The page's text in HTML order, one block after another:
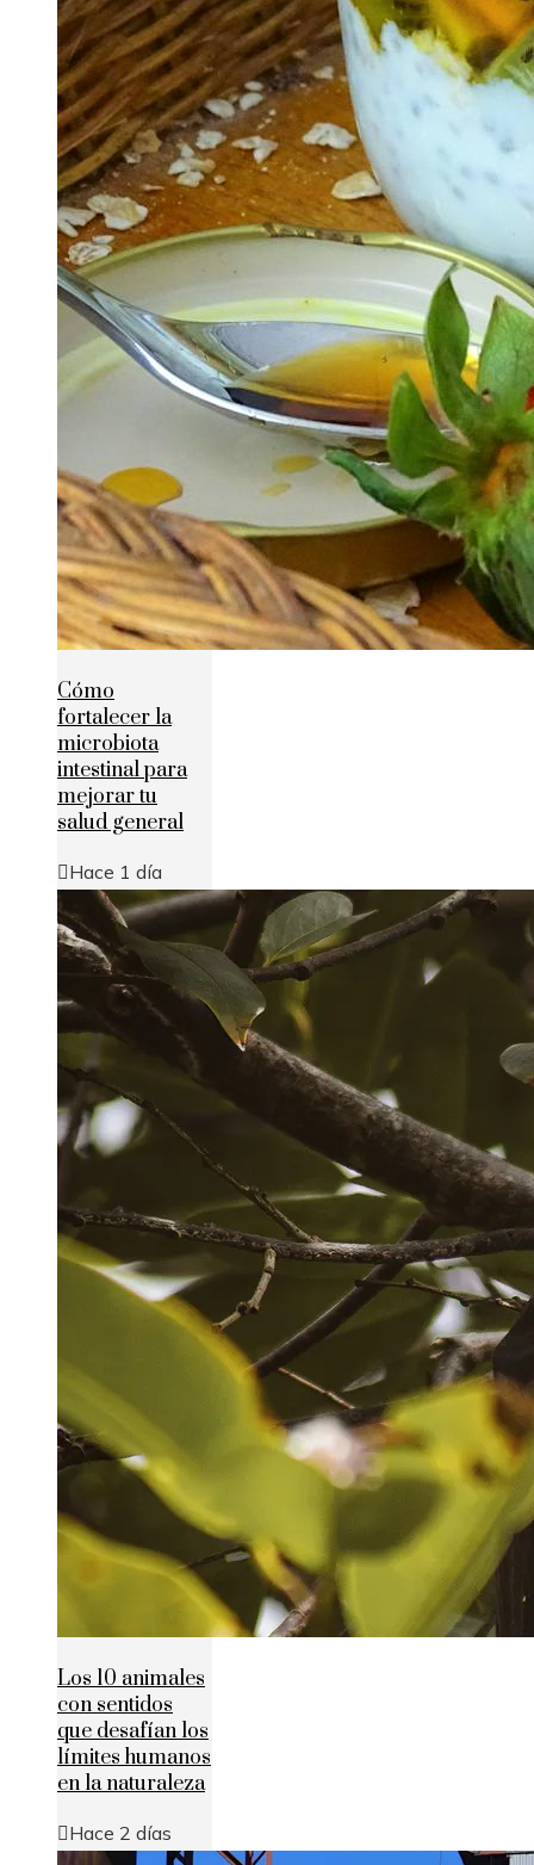
Cómo
fortalecer la
microbiota
intestinal para
mejorar tu
salud general
Hace 1 día
Los 10 animales
con sentidos
que desafían los
límites humanos
en la naturaleza
Hace 2 días